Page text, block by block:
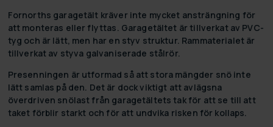
Fornorths garagetält kräver inte mycket ansträngning för
att monteras eller flyttas. Garagetältet är tillverkat av PVC-
tyg och är lätt, men har en styv struktur. Rammaterialet är
tillverkat av styva galvaniserade stålrör.
Presenningen är utformad så att stora mängder snö inte
lätt samlas på den. Det är dock viktigt att avlägsna
överdriven snölast från garagetältets tak för att se till att
taket förblir starkt och för att undvika risken för kollaps.